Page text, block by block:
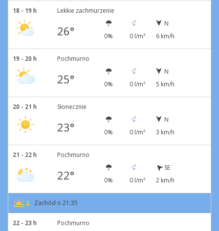
18 - 19 h Lekkie zachmurzenie
26° 0% 0 l/m²
N
6 km/h
19 - 20 h Pochmurno
25° 0% 0 l/m²
N
5 km/h
20 - 21 h Słonecznie
23° 0% 0 l/m²
N
3 km/h
21 - 22 h Pochmurno
22° 0% 0 l/m²
SE
2 km/h
Zachód o 21:35
22 - 23 h Pochmurno